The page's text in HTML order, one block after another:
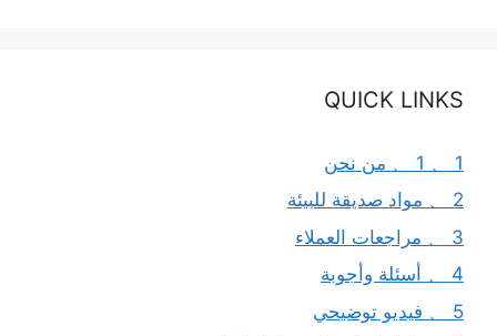
QUICK LINKS
1 、 1 、 من نحن
2 、 مواد صديقة للبيئة
3 、 مراجعات العملاء
4 、 أسئلة وأجوبة
5 、 فيديو توضيحي